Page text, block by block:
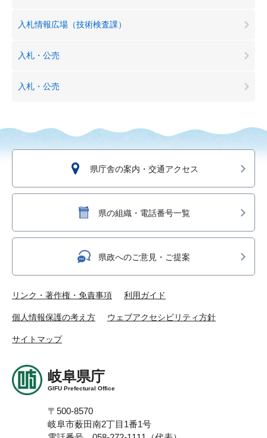
入札情報広場（技術検査課）
入札・公売
入札・公売
県庁舎の案内・交通アクセス
県の組織・電話番号一覧
県政へのご意見・ご提案
リンク・著作権・免責事項 利用ガイド
個人情報保護の考え方 ウェブアクセシビリティ方針
サイトマップ
岐阜県庁
GIFU Prefectural Office
〒500-8570
岐阜市薮田南2丁目1番1号